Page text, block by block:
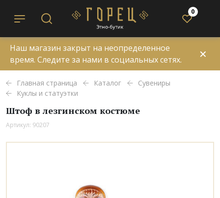
0
Наш магазин закрыт на неопределенное
время. Следите за нами в социальных сетях.
✕
Главная страница Каталог
Сувениры
Куклы и статуэтки
Штоф в лезгинском костюме
Артикул: 90207